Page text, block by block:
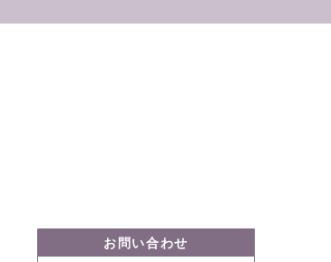
お問い合わせ